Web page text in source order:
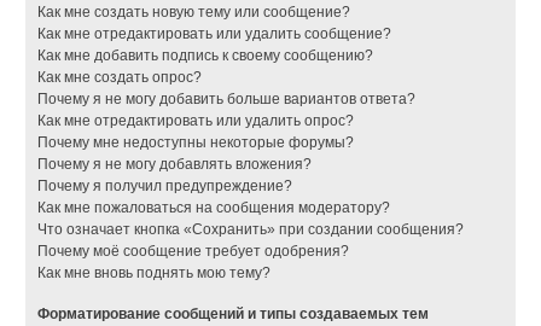
Как мне создать новую тему или сообщение?
Как мне отредактировать или удалить сообщение?
Как мне добавить подпись к своему сообщению?
Как мне создать опрос?
Почему я не могу добавить больше вариантов ответа?
Как мне отредактировать или удалить опрос?
Почему мне недоступны некоторые форумы?
Почему я не могу добавлять вложения?
Почему я получил предупреждение?
Как мне пожаловаться на сообщения модератору?
Что означает кнопка «Сохранить» при создании сообщения?
Почему моё сообщение требует одобрения?
Как мне вновь поднять мою тему?
Форматирование сообщений и типы создаваемых тем